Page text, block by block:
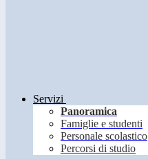
Servizi
Panoramica
Famiglie e studenti
Personale scolastico
Percorsi di studio